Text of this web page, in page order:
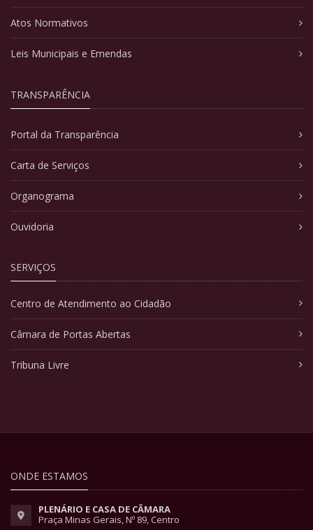
Atos Normativos
Leis Municipais e Emendas
TRANSPARÊNCIA
Portal da Transparência
Carta de Serviços
Organograma
Ouvidoria
SERVIÇOS
Centro de Atendimento ao Cidadão
Câmara de Portas Abertas
Tribuna Livre
ONDE ESTAMOS
PLENÁRIO E CASA DE CÂMARA
Praça Minas Gerais, Nº 89, Centro